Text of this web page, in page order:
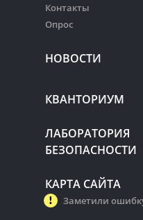
Контакты
Опрос
НОВОСТИ
КВАНТОРИУМ
ЛАБОРАТОРИЯ
БЕЗОПАСНОСТИ
КАРТА САЙТА
Заметили